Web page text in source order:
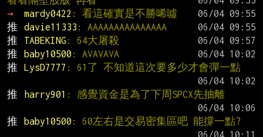
→
mardy0422 : 看這確實是不勝唏噓
推
davie11333 : AAAAAAAAAAAAAAA
推
TABEKING: 64大屠殺
推
baby10500 : AVAVAVA
推
LysD7777 : 61了 不知道這次要多少才會彈一點
推
harry901 : 感覺資金是為了下周SPCX先抽離
推
baby10500 : 60左右是交易密集區吧 能撐一點?